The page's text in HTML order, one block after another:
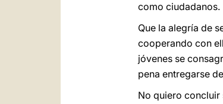
como ciudadanos.
Que la alegría de
cooperando con
jóvenes se
pena entregarse
No quiero concluir